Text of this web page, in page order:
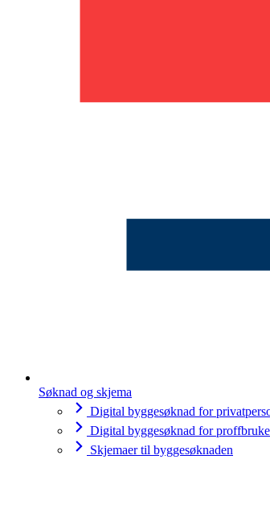
Søknad og skjema
Digital byggesøknad for
Digital byggesøknad for
Skjemaer til byggesøknaden